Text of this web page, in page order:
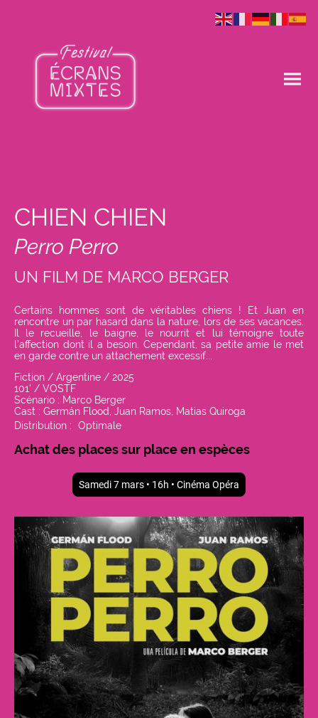
CHIEN CHIEN
Perro Perro
UN FILM DE MARCO BERGER
Certains hommes sont de véritables chiens ! Et Juan en
rencontre un par hasard dans la nature, lors de ses vacances.
Il le recueille, le baigne, le nourrit et lui témoigne toute
l’affection dont il a besoin. Cependant, sa petite amie le met
en garde contre un attachement excessif...
Fiction / Argentine / 2025
101' / VOSTF
Scénario : Marco Berger
Cast : Germán Flood, Juan Ramos, Matias Quiroga
Distribution :
Optimale
Achat des places sur place en espèces
Samedi 7 mars • 16h • Cinéma Opéra